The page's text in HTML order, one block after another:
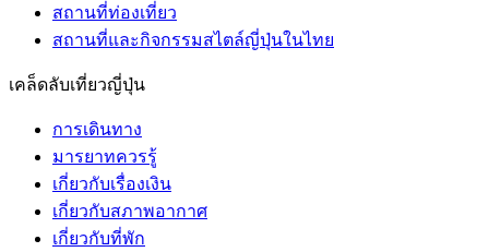
สถานที่ท่องเที่ยว
สถานที่และกิจกรรมสไตล์ญี่ปุ่นในไทย
เคล็ดลับเที่ยวญี่ปุ่น
การเดินทาง
มารยาทควรรู้
เกี่ยวกับเรื่องเงิน
เกี่ยวกับสภาพอากาศ
เกี่ยวกับที่พัก